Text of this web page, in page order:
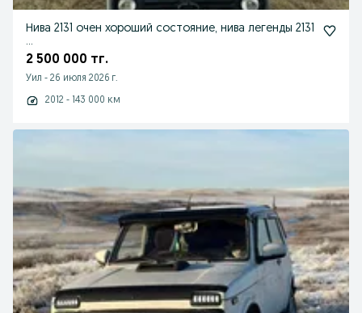
Нива 2131 очен хороший состояние, нива легенды 2131
…
2 500 000 тг.
Уил - 26 июля 2026 г.
2012 - 143 000 км